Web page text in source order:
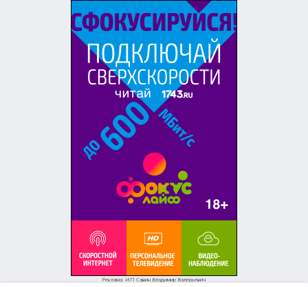
Реклама. ИП Савин Владимир Валерьевич
+7 (958) 838-38-73